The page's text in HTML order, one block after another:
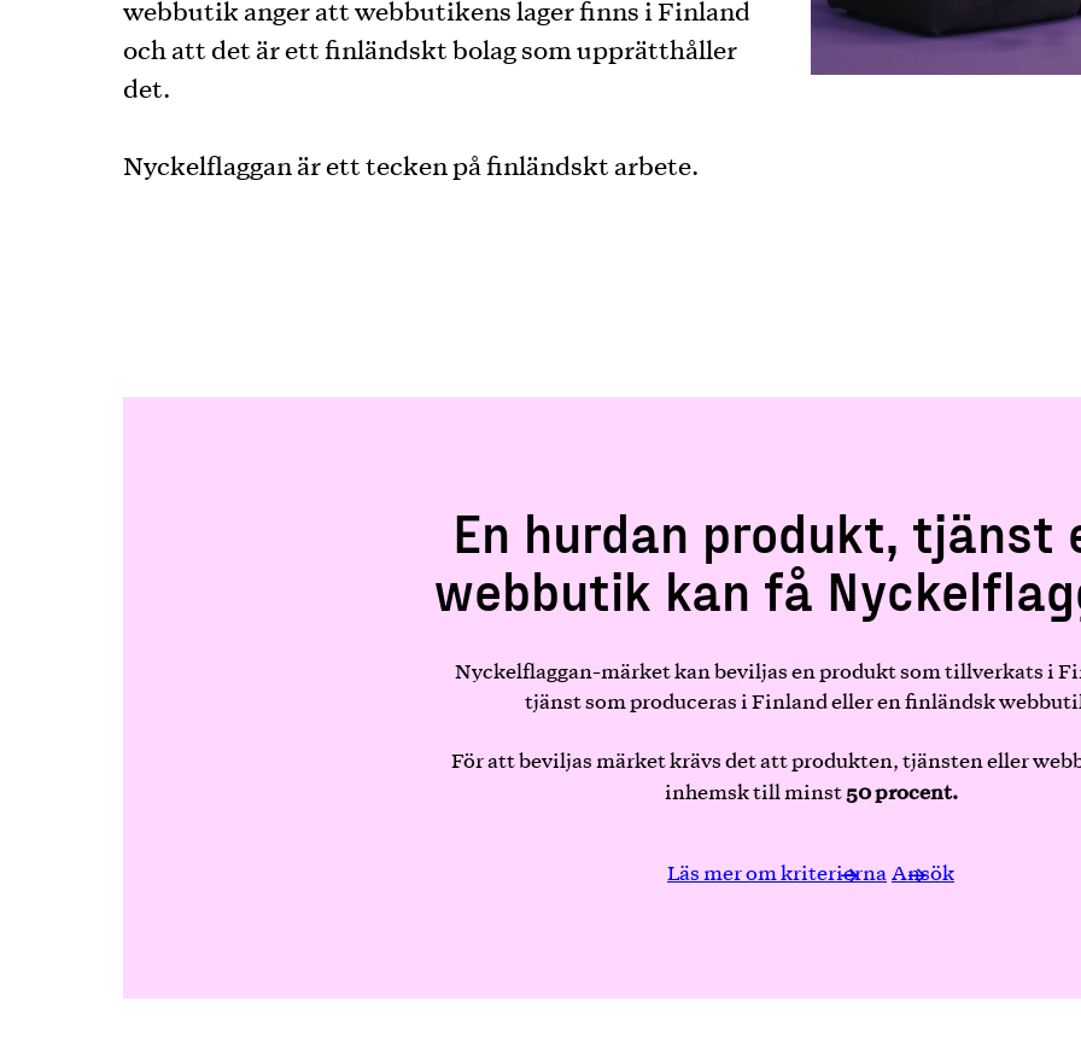
webbutik anger att webbutikens lager finns i Finland
och att det är ett finländskt bolag som upprätthåller
det.
Nyckelflaggan är ett tecken på finländskt arbete.
En hurdan produkt, tjänst
webbutik kan få
Nyckelflaggan-märket kan beviljas en produkt som tillverkats i
tjänst som produceras i Finland eller en finländsk
För att beviljas märket krävs det att produkten, tjänsten eller
inhemsk till minst50 procent.
Läs mer om kriterierna Ansök